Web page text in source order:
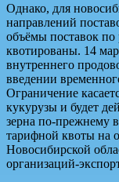
Однако, для
направлений
объёмы поставок
квотированы. 14
внутреннего
введении
Ограничение
кукурузы и будет
зерна по-прежнему
тарифной квоты на
Новосибирской
организаций-